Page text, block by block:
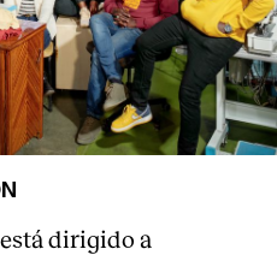
está dirigido a